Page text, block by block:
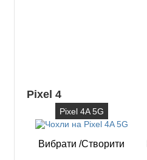
Pixel 4
Pixel 4A 5G
Вибрати /Створити